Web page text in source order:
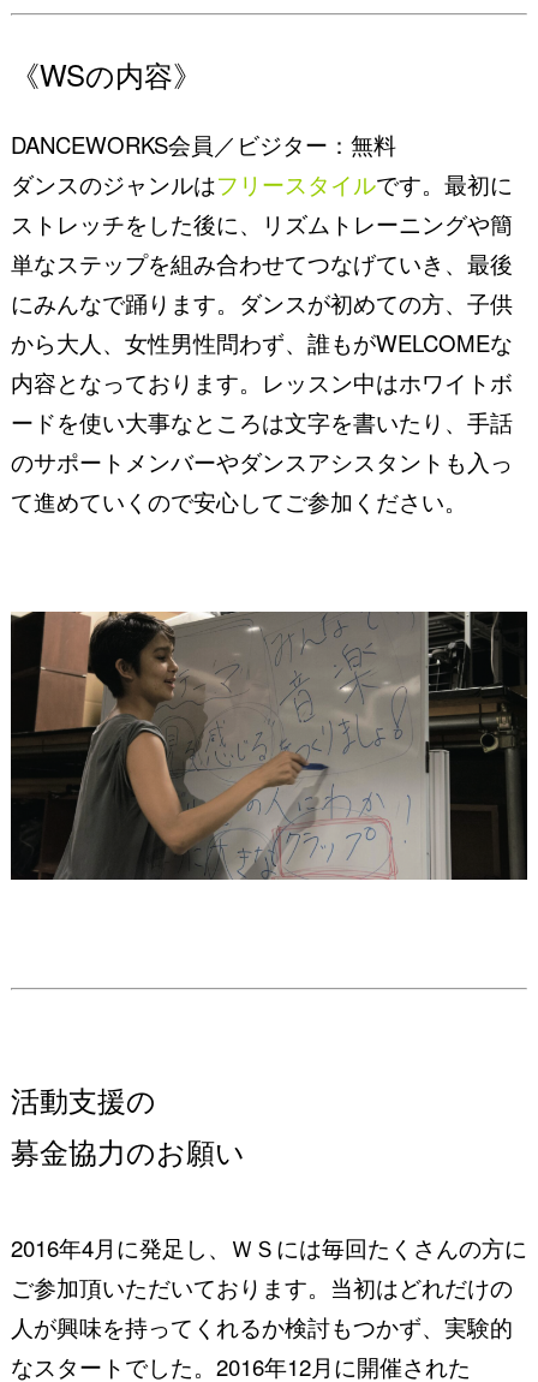
《WSの内容》
DANCEWORKS会員／ビジター：無料
ダンスのジャンルはフリースタイルです。最初に
ストレッチをした後に、リズムトレーニングや簡
単なステップを組み合わせてつなげていき、最後
にみんなで踊ります。ダンスが初めての方、子供
から大人、女性男性問わず、誰もがWELCOMEな
内容となっております。レッスン中はホワイトボ
ードを使い大事なところは文字を書いたり、手話
のサポートメンバーやダンスアシスタントも入っ
て進めていくので安心してご参加ください。
活動支援の
募金協力のお願い
2016年4月に発足し、 ＷＳには毎回たくさんの方に
ご参加頂いただいております。 当初はどれだけの
人が興味を持ってくれるか検討もつかず、 実験的
なスタートでした。 2016年12月に開催された